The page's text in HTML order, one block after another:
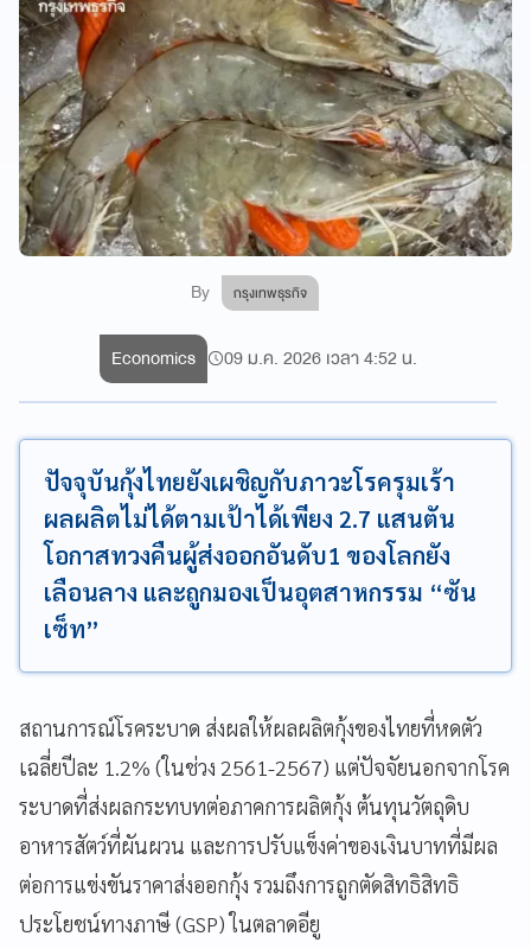
By กรุงเทพธุรกิจ
Economics 09 ม.ค. 2026 เวลา 4:52 น.
ปัจจุบันกุ้งไทยยังเผชิญกับภาวะโรครุมเร้า
ผลผลิตไม่ได้ตามเป้าได้เพียง 2.7 แสนตัน
โอกาสทวงคืนผู้ส่งออกอันดับ1 ของโลกยัง
เลือนลาง และถูกมองเป็นอุตสาหกรรม “ซัน
เซ็ท”
สถานการณ์โรคระบาด ส่งผลให้ผลผลิตกุ้งของไทยที่หดตัว
เฉลี่ยปีละ 1.2% (ในช่วง 2561-2567) แต่ปัจจัยนอกจากโรค
ระบาดที่ส่งผลกระทบทต่อภาคการผลิตกุ้ง ต้นทุนวัตถุดิบ
อาหารสัตว์ที่ผันผวน และการปรับแข็งค่าของเงินบาทที่มีผล
ต่อการแข่งขันราคาส่งออกกุ้ง รวมถึงการถูกตัดสิทธิสิทธิ
ประโยชน์ทางภาษี (GSP) ในตลาดอียู